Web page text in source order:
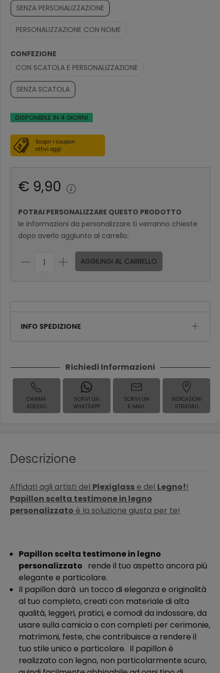
SENZA PERSONALIZZAZIONE
PERSONALIZZAZIONE CON NOME
CONFEZIONE
CON SCATOLA E PERSONALIZZAZIONE
SENZA SCATOLA
DISPONIBILE IN 4 GIORNI
Scopri i coupon
attivi oggi
€ 9,90
POTRAI PERSONALIZZARE QUESTO PRODOTTO
le informazioni da personalizzare ti verranno chieste
dopo averlo aggiunto al carrello:
AGGIUNGI AL CARRELLO
INFO SPEDIZIONE
Richiedi Informazioni
CHIAMA
ADESSO
SCRIVI UN
WHATSAPP
SCRIVI UN
E-MAIL
INDICAZIONI
STRADALI
Descrizione
Affidati agli artisti del Plexiglasse del Legno!!
Papillon scelta testimone in legno
personalizzato è la soluzione giusta per te!
Papillon scelta testimone in legno
personalizzato rende il tuo aspetto ancora più
elegante e particolare.
Il papillon darà un tocco di eleganza e originalità
al tuo completo, creati con materiale di alta
qualità, leggeri, pratici, e comodi da indossare, da
usare sulla camicia o con completi per cerimonie,
matrimoni, feste, che contribuisce a rendere il
tuo stile unico e particolare. Il papillon è
realizzato con legno, non particolarmente scuro,